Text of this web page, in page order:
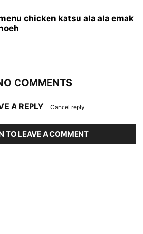
chicken katsu ala ala emak
COMMENTS
A REPLY Cancel reply
TO LEAVE A COMMENT